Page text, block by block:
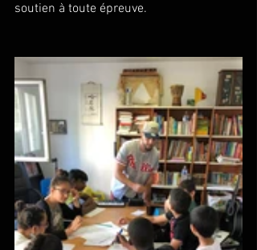
soutien à toute épreuve.